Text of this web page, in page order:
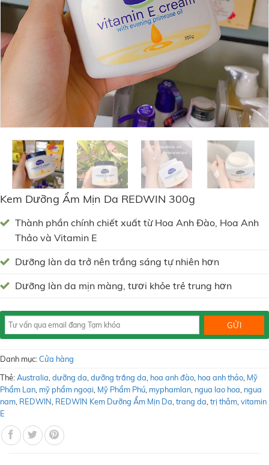
Kem Dưỡng Ẩm Mịn Da REDWIN 300g
Thành phần chính chiết xuất từ Hoa Anh Đào, Hoa Anh
Thảo và Vitamin E
Dưỡng làn da trở nên trắng sáng tự nhiên hơn
Dưỡng làn da mịn màng, tươi khỏe trẻ trung hơn
Danh mục:Cửa hàng
Thẻ:Australia dưỡng da dưỡng trắng da hoa anh đào hoa anh thảo Mỹ
Phẩm Lan mỹ phẩm ngoại Mỹ Phẩm Phú myphamlan ngua lao hoa ngua
nam REDWIN REDWIN Kem Dưỡng Ẩm Mịn Da trang da trị thâm vitamin
E